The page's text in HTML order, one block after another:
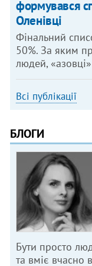
формувався
Оленівці
Фінальний
50%. За яким
людей,
Всі публікації
БЛОГИ
Бути просто
та вміє вчасно